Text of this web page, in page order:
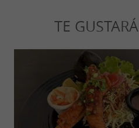
TE GUSTARÁ